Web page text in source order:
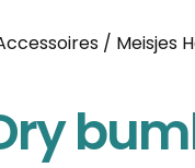
/ Meisjes